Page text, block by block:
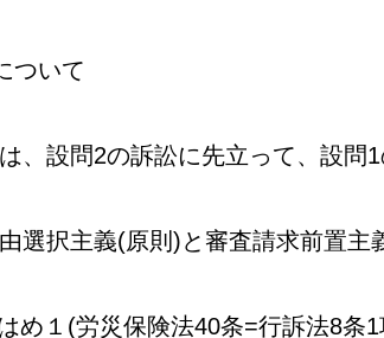
ついて
、設問2の訴訟に先立って、設問
選択主義(原則)と審査請求前置主
１(労災保険法40条=行訴法8条1